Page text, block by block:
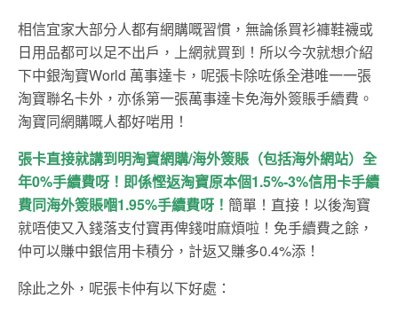
相信宜家大部分人都有網購嘅習慣，無論係買衫褲鞋襪或
日用品都可以足不出戶，上網就買到！所以今次就想介紹
下中銀淘寶World 萬事達卡，呢張卡除咗係全港唯一一張
淘寶聯名卡外，亦係第一張萬事達卡免海外簽賬手續費。
淘寶同網購嘅人都好啱用！
張卡直接就講到明淘寶網購/海外簽賬（包括海外網站）全
年0%手續費呀！即係慳返淘寶原本個1.5%-3%信用卡手續
費同海外簽賬嗰1.95%手續費呀！ 簡單！直接！以後淘寶
就唔使又入錢落支付寶再俾錢咁麻煩啦！免手續費之餘，
仲可以賺中銀信用卡積分，計返又賺多0.4%添！
除此之外，呢張卡仲有以下好處：